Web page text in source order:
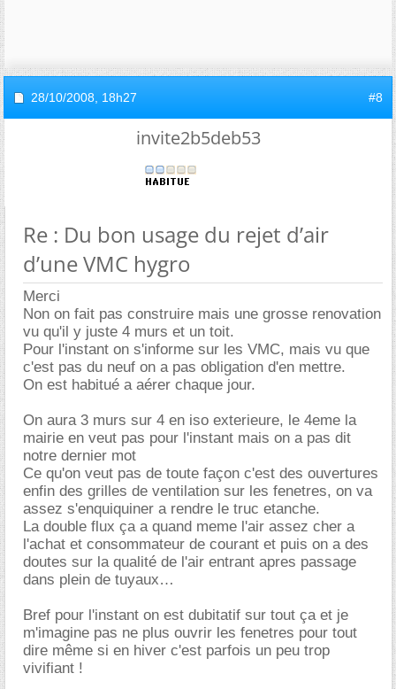
28/10/2008, 18h27 #8
invite2b5deb53
Re : Du bon usage du rejet d’air
d’une VMC hygro
Merci
Non on fait pas construire mais une grosse renovation
vu qu'il y juste 4 murs et un toit.
Pour l'instant on s'informe sur les VMC, mais vu que
c'est pas du neuf on a pas obligation d'en mettre.
On est habitué a aérer chaque jour.
On aura 3 murs sur 4 en iso exterieure, le 4eme la
mairie en veut pas pour l'instant mais on a pas dit
notre dernier mot
Ce qu'on veut pas de toute façon c'est des ouvertures
enfin des grilles de ventilation sur les fenetres, on va
assez s'enquiquiner a rendre le truc etanche.
La double flux ça a quand meme l'air assez cher a
l'achat et consommateur de courant et puis on a des
doutes sur la qualité de l'air entrant apres passage
dans plein de tuyaux
Bref pour l'instant on est dubitatif sur tout ça et je
m'imagine pas ne plus ouvrir les fenetres pour tout
dire même si en hiver c'est parfois un peu trop
vivifiant !